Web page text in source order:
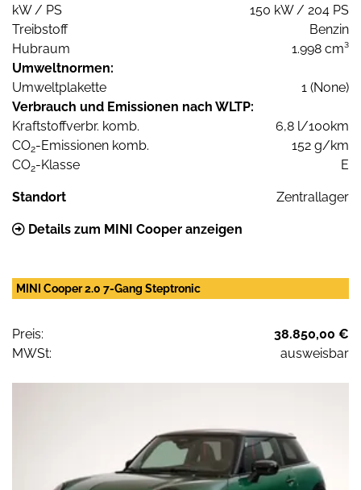
kW / PS
150 kW / 204 PS
Treibstoff
Benzin
Hubraum
1.998 cm³
Umweltnormen:
Umweltplakette
1 (None)
Verbrauch und Emissionen nach WLTP:
Kraftstoffverbr. komb.
6,8 l/100km
CO2-Emissionen komb.
152 g/km
CO2-Klasse E
Standort Zentrallager
Details zum MINI Cooper anzeigen
MINI Cooper 2.0 7-Gang Steptronic
Preis:
38.850,00 €
MWSt:
ausweisbar